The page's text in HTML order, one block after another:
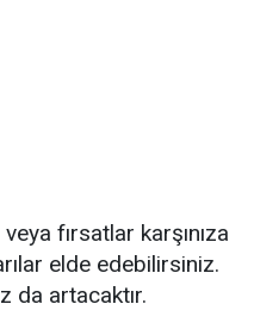
fırsatlar karşınıza
elde edebilirsiniz.
da artacaktır.